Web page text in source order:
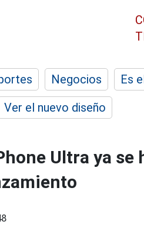
Negocios Es
Ver el nuevo diseño
Ultra ya se